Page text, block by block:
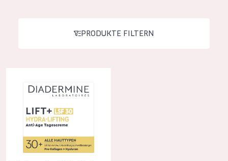
Hautregeneration
Hautstraffung
Tagescreme
Greek
PRODUKTE FILTERN